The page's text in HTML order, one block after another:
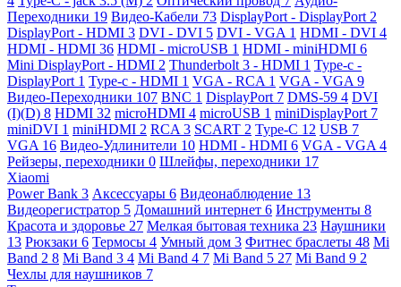
Переходники 19 Видео-Кабели 73 DisplayPort - DisplayPort 2
DisplayPort - HDMI 3 DVI - DVI 5 DVI - VGA 1 HDMI - DVI 4
HDMI - HDMI 36 HDMI - microUSB 1 HDMI - miniHDMI 6
Mini DisplayPort - HDMI 2 Thunderbolt 3 - HDMI 1 Type-c -
DisplayPort 1 Type-c - HDMI 1 VGA - RCA 1 VGA - VGA 9
Видео-Переходники 107 BNC 1 DisplayPort 7 DMS-59 4 DVI
(I)(D) 8 HDMI 32 microHDMI 4 microUSB 1 miniDisplayPort 7
miniDVI 1 miniHDMI 2 RCA 3 SCART 2 Type-C 12 USB 7
VGA 16 Видео-Удлинители 10 HDMI - HDMI 6 VGA - VGA 4
Рейзеры, переходники 0 Шлейфы, переходники 17
Xiaomi
Power Bank 3 Аксессуары 6 Видеонаблюдение 13
Видеорегистратор 5 Домашний интернет 6 Инструменты 8
Красота и здоровье 27 Мелкая бытовая техника 23 Наушники
13 Рюкзаки 6 Термосы 4 Умный дом 3 Фитнес браслеты 48 Mi
Band 2 8 Mi Band 3 4 Mi Band 4 7 Mi Band 5 27 Mi Band 9 2
Чехлы для наушников 7